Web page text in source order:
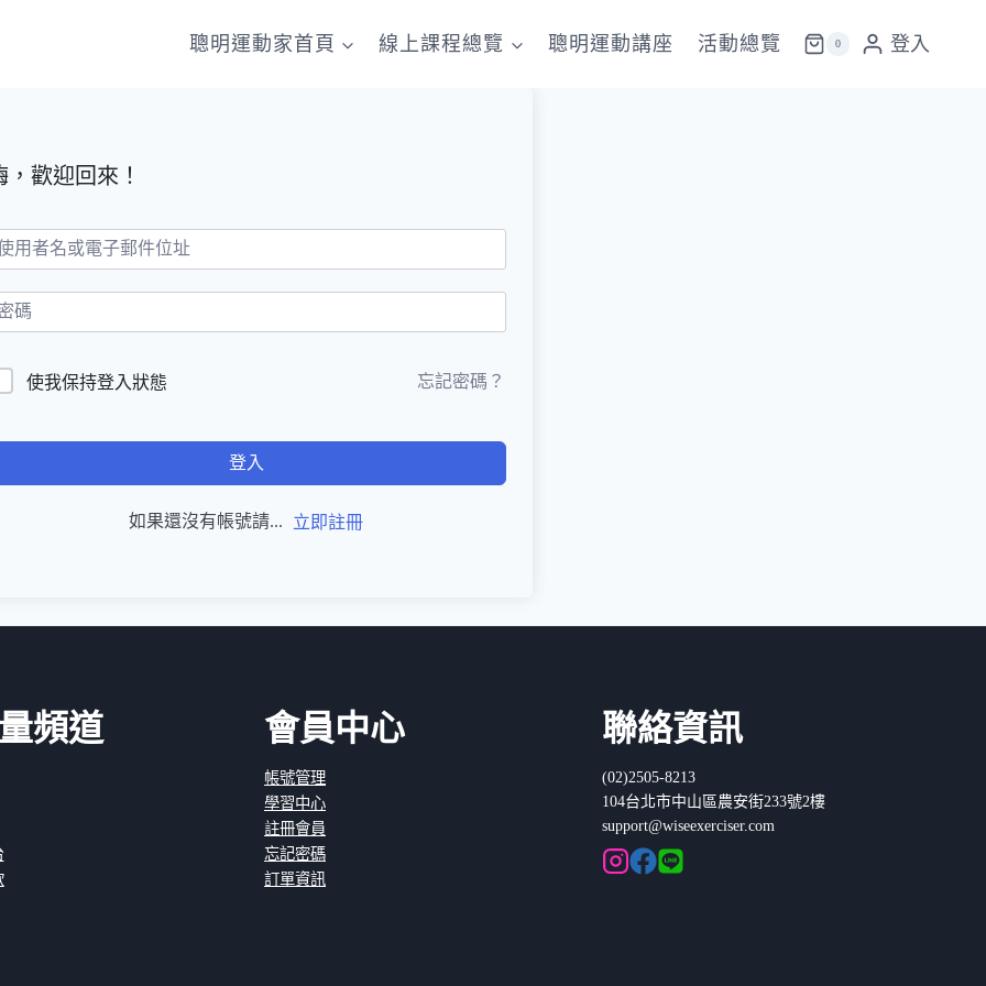
聰明運動家首頁 線上課程總覽 聰明運動講座 活動總覽 0 登入
，歡迎回來！
使我保持登入狀態 忘記密碼？
登入
如果還沒有帳號請... 立即註冊
頻道 會員中心
帳號管理
學習中心
註冊會員
忘記密碼
訂單資訊
聯絡資訊
(02)2505-8213
104台北市中山區農安街233號2樓
support@wiseexerciser.com